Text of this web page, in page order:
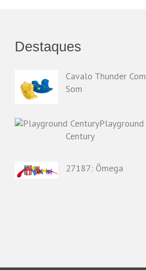
Destaques
Cavalo Thunder Com
Som
Playground
Century
27187: Ômega